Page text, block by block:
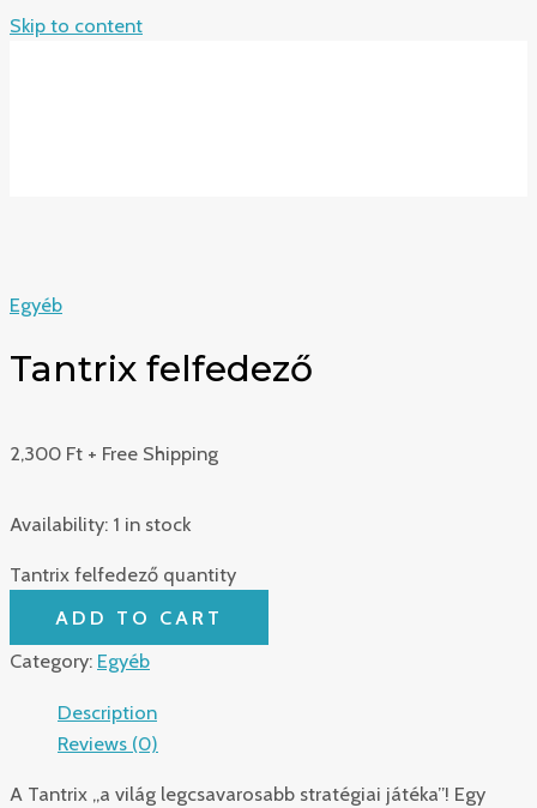
Skip to content
Egyéb
Tantrix felfedező
2,300 Ft + Free Shipping
Availability: 1 in stock
Tantrix felfedező quantity
ADD TO CART
Category: Egyéb
Description
Reviews (0)
A Tantrix „a világ legcsavarosabb stratégiai játéka”! Egy